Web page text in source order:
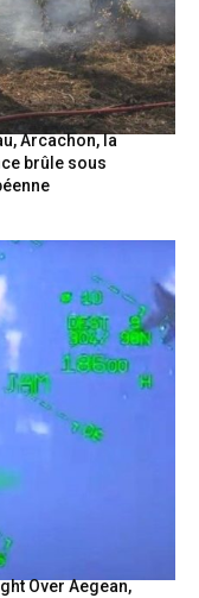
Arcachon, la
brûle sous
Over Aegean,